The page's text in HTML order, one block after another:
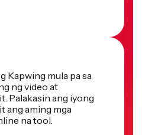
mula pa sa
ng video at
Palakasin ang iyong
ang aming mga
na tool.